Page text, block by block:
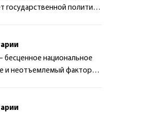
государственной политики
бесценное национальное
и неотъемлемый фактор